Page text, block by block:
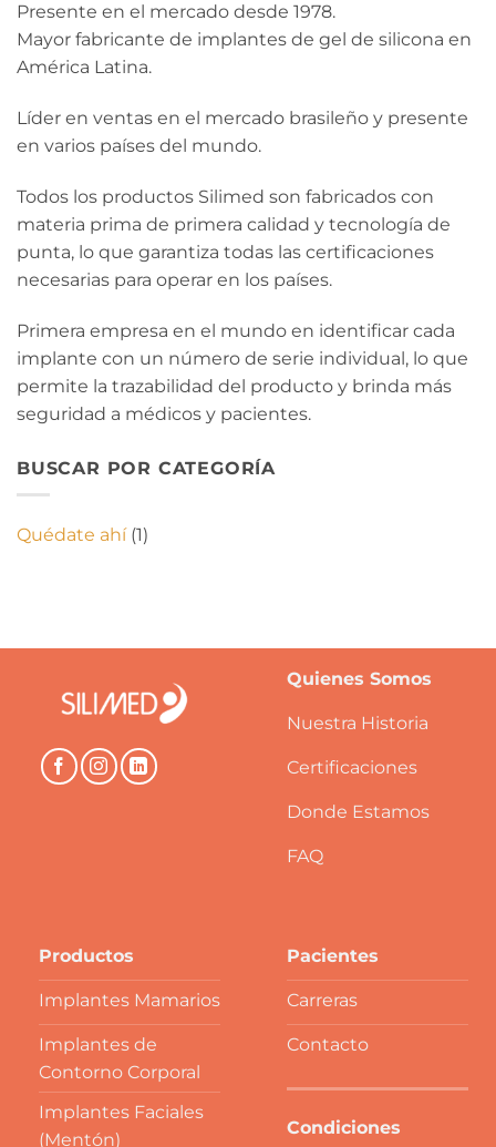
Presente en el mercado desde 1978.
Mayor fabricante de implantes de gel de silicona en
América Latina.
Líder en ventas en el mercado brasileño y presente
en varios países del mundo.
Todos los productos Silimed son fabricados con
materia prima de primera calidad y tecnología de
punta, lo que garantiza todas las certificaciones
necesarias para operar en los países.
Primera empresa en el mundo en identificar cada
implante con un número de serie individual, lo que
permite la trazabilidad del producto y brinda más
seguridad a médicos y pacientes.
BUSCAR POR CATEGORÍA
Quédate ahí(1)
Quienes Somos
Nuestra Historia
Certificaciones
Donde Estamos
FAQ
Productos
Implantes Mamarios
Implantes de
Contorno Corporal
Implantes Faciales
(Mentón)
Pacientes
Carreras
Contacto
Condiciones